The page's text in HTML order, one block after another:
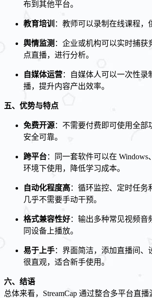
布到其他平台。
教育培训 ：教师可以录制在线课程，
舆情监测 ：企业或机构可以实时捕获
点直播，进行分析。
自媒体运营：自媒体人可以一次性录
播，提升内容产出效率。
五、优势与特点
免费开源：不需要付费即可使用全部
安全可靠。
跨平台：同一套软件可以在 Windows
环境下使用，降低学习成本。
自动化程度高：循环监控、定时任务
几乎不需要手动干预。
格式兼容性好：输出多种常见视频音
同设备上播放。
易于上手：界面简洁，添加直播间、
很直观，适合新手使用。
六、结语
总体来看，StreamCap 通过整合多平台直